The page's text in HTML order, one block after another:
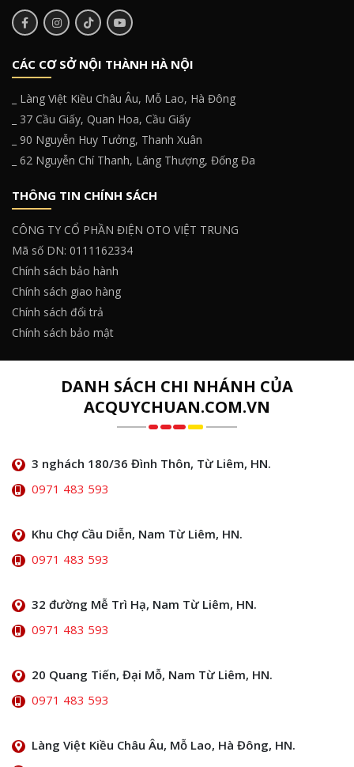
CÁC CƠ SỞ NỘI THÀNH HÀ NỘI
_ Làng Việt Kiều Châu Âu, Mỗ Lao, Hà Đông
_ 37 Cầu Giấy, Quan Hoa, Cầu Giấy
_ 90 Nguyễn Huy Tưởng, Thanh Xuân
_ 62 Nguyễn Chí Thanh, Láng Thượng, Đống Đa
THÔNG TIN CHÍNH SÁCH
CÔNG TY CỔ PHẦN ĐIỆN OTO VIỆT TRUNG
Mã số DN: 0111162334
Chính sách bảo hành
Chính sách giao hàng
Chính sách đổi trả
Chính sách bảo mật
DANH SÁCH CHI NHÁNH CỦA
ACQUYCHUAN.COM.VN
3 nghách 180/36 Đình Thôn, Từ Liêm, HN.
0971 483 593
Khu Chợ Cầu Diễn, Nam Từ Liêm, HN.
0971 483 593
32 đường Mễ Trì Hạ, Nam Từ Liêm, HN.
0971 483 593
20 Quang Tiến, Đại Mỗ, Nam Từ Liêm, HN.
0971 483 593
Làng Việt Kiều Châu Âu, Mỗ Lao, Hà Đông, HN.